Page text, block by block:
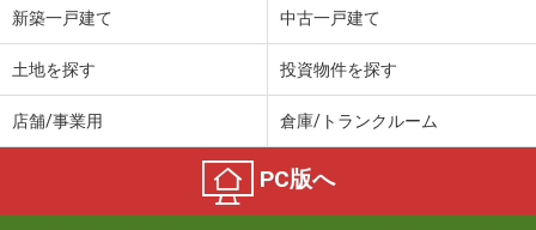
2,180万円
4,499万円
住 所
千葉県柏市花野井
新築一戸建て 中古一戸建て
土地を探す 投資物件を探す
店舗/事業用 倉庫/トランクルーム
PC版へ